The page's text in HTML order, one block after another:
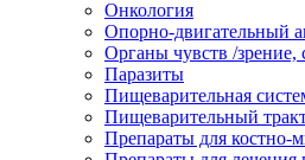
Онкология
Опорно-двигательный
Органы чувств /зрение,
Паразиты
Пищеварительная
Пищеварительный
Препараты для